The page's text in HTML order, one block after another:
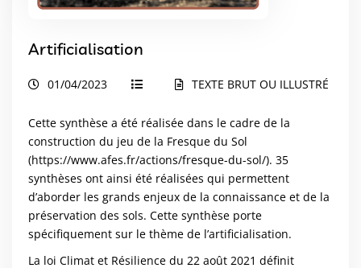
Artificialisation
01/04/2023 TEXTE BRUT OU ILLUSTRÉ
Cette synthèse a été réalisée dans le cadre de la
construction du jeu de la Fresque du Sol
(https://www.afes.fr/actions/fresque-du-sol/). 35
synthèses ont ainsi été réalisées qui permettent
d’aborder les grands enjeux de la connaissance et de la
préservation des sols. Cette synthèse porte
spécifiquement sur le thème de l’artificialisation.
La loi Climat et Résilience du 22 août 2021 définit